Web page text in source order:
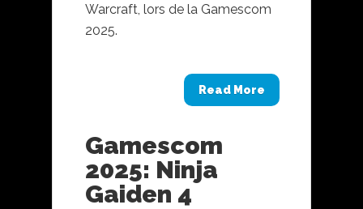
Warcraft, lors de la Gamescom
2025.
Read More
Gamescom
2025: Ninja
Gaiden 4